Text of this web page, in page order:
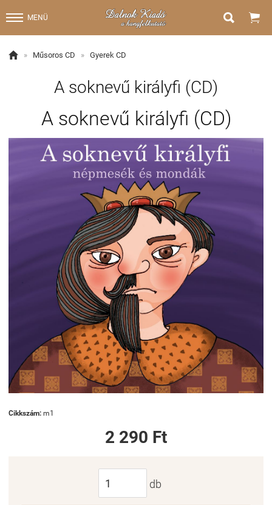
MENÜ  
 » Műsoros CD » Gyerek CD
A soknevű királyfi (CD)
A soknevű királyfi (CD)
Cikkszám: m1
2 290 Ft
db